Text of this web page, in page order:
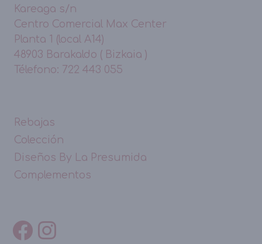
Kareaga s/n
Centro Comercial Max Center
Planta 1 (local A14)
48903 Barakaldo ( Bizkaia )
Télefono: 722 443 055
Rebajas
Colección
Diseños By La Presumida
Complementos